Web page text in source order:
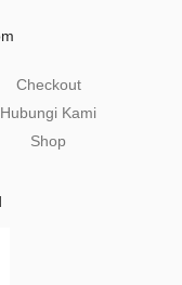
Checkout
Hubungi Kami
Shop